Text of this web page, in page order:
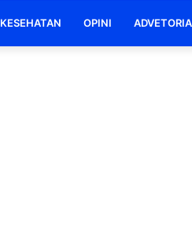
KESEHATAN OPINI